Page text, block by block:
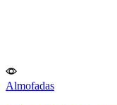
Almofadas